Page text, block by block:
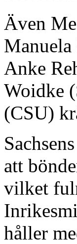
Även
Anke
Woidke
(CSU)
att
vilket
håller